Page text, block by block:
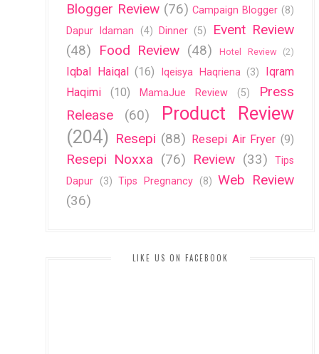
Blogger Review (76) Campaign Blogger (8)
Dapur Idaman
(4) Dinner (5)
Event Review
(48)
Food Review (48) Hotel Review (2)
Iqbal Haiqal (16) Iqeisya Haqriena (3)
Iqram
Haqimi
(10) MamaJue Review (5)
Press
Release
(60)
Product Review
(204) Resepi (88) Resepi Air Fryer (9)
Resepi Noxxa (76) Review (33)
Tips
Dapur (3) Tips Pregnancy (8) Web Review
(36)
LIKE US ON FACEBOOK